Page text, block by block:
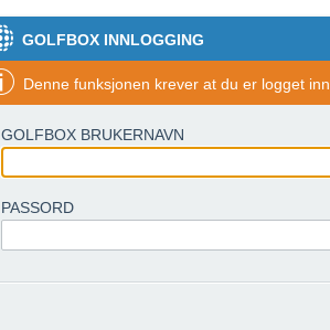
GOLFBOX INNLOGGING
Denne funksjonen krever at du er logget inn
GOLFBOX BRUKERNAVN
PASSORD